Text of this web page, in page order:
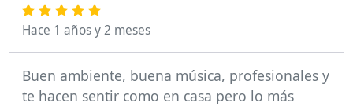
Hace 1 años y 2 meses
Buen ambiente, buena música, profesionales y
te hacen sentir como en casa pero lo más